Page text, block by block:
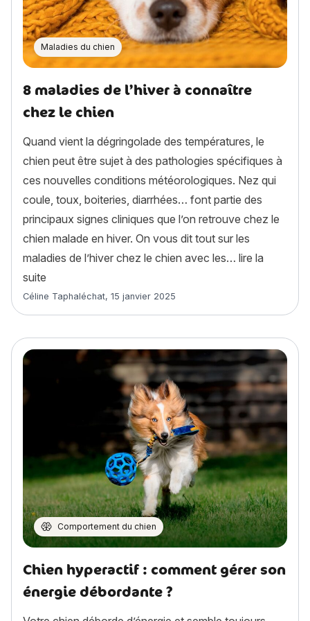
Maladies du chien
8 maladies de l’hiver à connaître
chez le chien
Quand vient la dégringolade des températures, le
chien peut être sujet à des pathologies spécifiques à
ces nouvelles conditions météorologiques. Nez qui
coule, toux, boiteries, diarrhées… font partie des
principaux signes cliniques que l’on retrouve chez le
chien malade en hiver. On vous dit tout sur les
maladies de l’hiver chez le chien avec les… lire la
suite
Article rédigé par
Céline Taphaléchat, 15 janvier 2025
Comportement du chien
Chien hyperactif : comment gérer son
énergie débordante ?